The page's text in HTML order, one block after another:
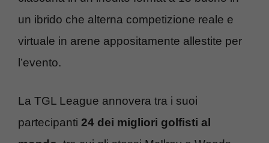
un ibrido che alterna competizione reale e
virtuale in arene appositamente allestite per
l’evento.
La TGL League annovera tra i suoi
partecipanti 24 dei migliori golfisti al